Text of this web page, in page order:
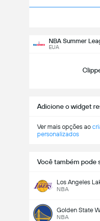
NBA Summer
EUA
Adicione o widget
Ver mais opções ao
personalizados
Você também pode
Los Angeles
NBA
Golden State
NBA